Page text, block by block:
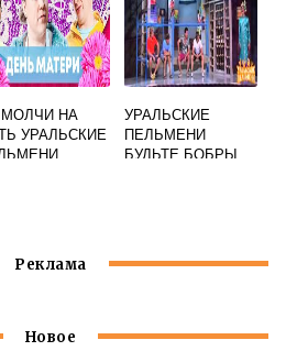
НА
УРАЛЬСКИЕ
УРАЛЬСКИЕ
ПЕЛЬМЕНИ
БУДЬТЕ БОБРЫ
Реклама
Новое